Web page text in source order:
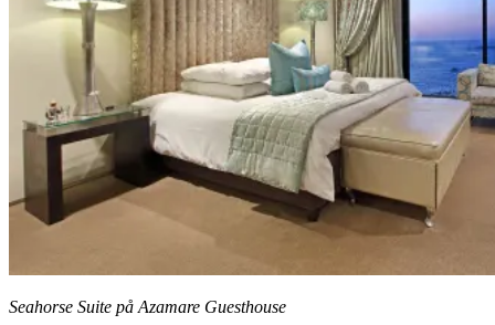
Seahorse Suite på Azamare Guesthouse